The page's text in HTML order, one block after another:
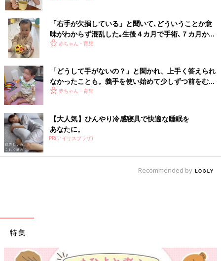
「右手が欠損している」と聞いて､どういうことか意
味がわからず混乱した｡生後４カ月で手術､７カ月から
義手の練習を始めて･･･【体験談】
赤ちゃん・育児
「どうして手がないの？」と聞かれ、上手く答えられ
なかったことも。義手を使い始めて少しずつ前をむけ
るようになった父母の想い【医師監修】
赤ちゃん・育児
【大人気】ひんやり冷感寝具で快適な睡眠を
あなたに。
PR(アイリスプラザ)
Recommended by
特集